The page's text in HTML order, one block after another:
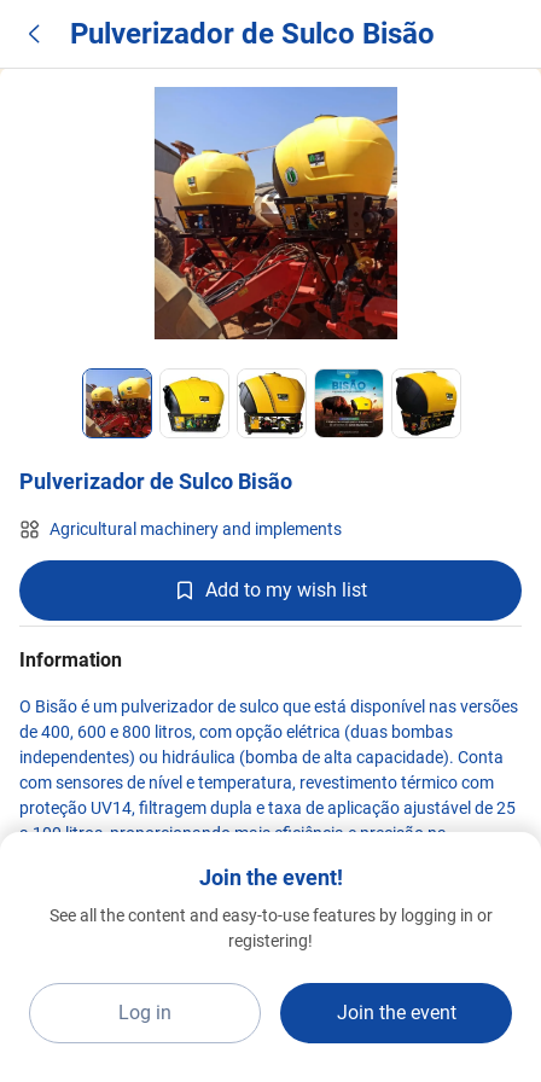
Pulverizador de Sulco Bisão
Pulverizador de Sulco Bisão
Agricultural machinery and implements
Add to my wish list
Information
O Bisão é um pulverizador de sulco que está disponível nas versões
de 400, 600 e 800 litros, com opção elétrica (duas bombas
independentes) ou hidráulica (bomba de alta capacidade). Conta
com sensores de nível e temperatura, revestimento térmico com
proteção UV14, filtragem dupla e taxa de aplicação ajustável de 25
a 100 litros, proporcionando mais eficiência e precisão na
Join the event!
See all the content and easy-to-use features by logging in or
registering!
Log in Join the event